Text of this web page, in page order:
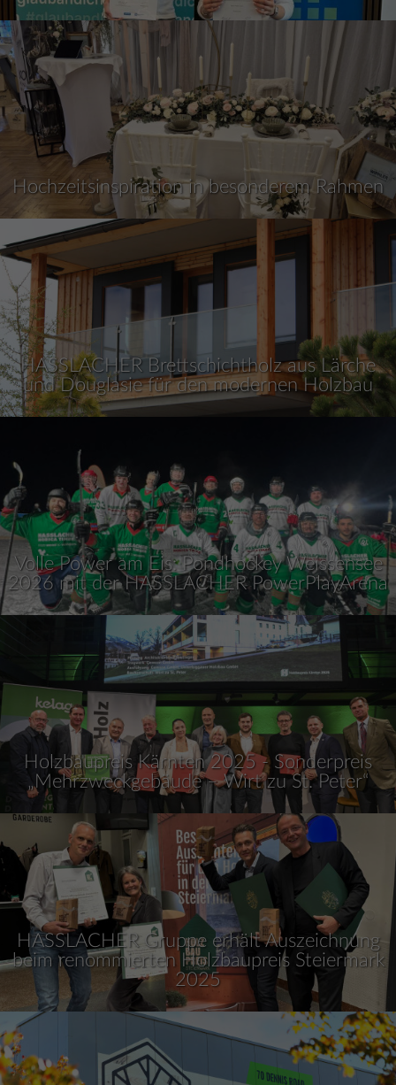
Hochzeitsinspiration in besonderem Rahmen
HASSLACHER Brettschichtholz aus Lärche
und Douglasie für den modernen Holzbau
Volle Power am Eis: Pondhockey Weissensee
2026 mit der HASSLACHER PowerPlayArena
Holzbaupreis Kärnten 2025 - Sonderpreis
„Mehrzweckgebäude – Wirt zu St. Peter“
HASSLACHER Gruppe erhält Auszeichnung
beim renommierten Holzbaupreis Steiermark
2025